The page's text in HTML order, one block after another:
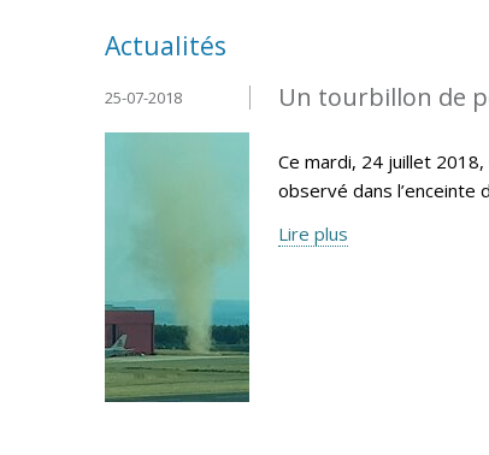
Actualités
Un tourbillon de
25-07-2018
Ce mardi, 24 juillet
observé dans l’enceinte
Lire plus